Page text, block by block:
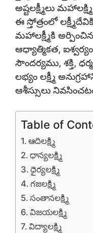
అష్టలక్ష్మీలు
ఈ స్తోత్రంలో
మహాలక్ష్మీకి
ఆధ్యాత్మికత,
సౌందర్యము, శక్తి,
లభ్యం లక్ష్మీ
ఆశీస్సులు
Table of
ఆదిలక్ష్మి
ధాన్యలక్ష్మి
ధైర్యలక్ష్మి
గజలక్ష్మి
సంతానలక్ష్మి
విజయలక్ష్మి
విద్యాలక్ష్మి